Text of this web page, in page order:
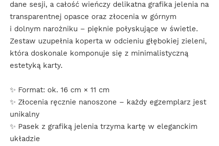
dane sesji, a całość wieńczy delikatna grafika jelenia na
transparentnej opasce oraz złocenia w górnym
i dolnym narożniku – pięknie połyskujące w świetle.
Zestaw uzupełnia koperta w odcieniu głębokiej zieleni,
która doskonale komponuje się z minimalistyczną
estetyką karty.
✨ Format: ok. 16 cm × 11 cm
✨ Złocenia ręcznie nanoszone – każdy egzemplarz jest
unikalny
✨ Pasek z grafiką jelenia trzyma kartę w eleganckim
układzie